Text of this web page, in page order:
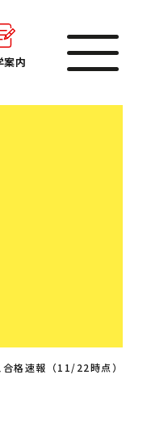
案内
toggle
navigation
格速報（11/22時点）